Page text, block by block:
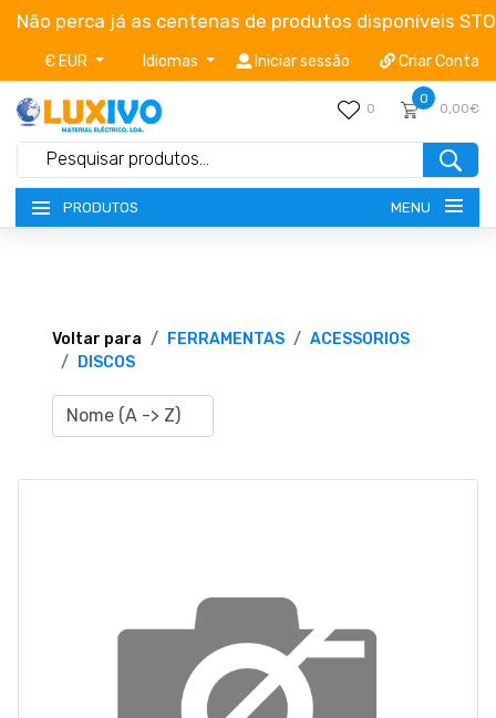
Não perca já as centenas de produtos disponíveis
€ EUR Idiomas Iniciar sessão Criar Conta
0
0
0,00€
PRODUTOS MENU
TERMOS E CONDIÇÕES
geral@luxivo.pt
Voltar para FERRAMENTAS
ACESSORIOS
DISCOS